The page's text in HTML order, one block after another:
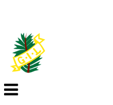
Veksle
navigasjon